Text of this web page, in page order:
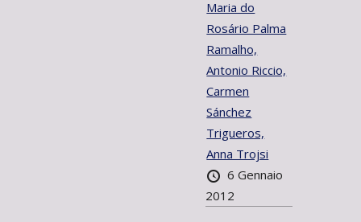
Maria do
Rosário Palma
Ramalho,
Antonio Riccio,
Carmen
Sánchez
Trigueros,
Anna Trojsi
6 Gennaio
2012